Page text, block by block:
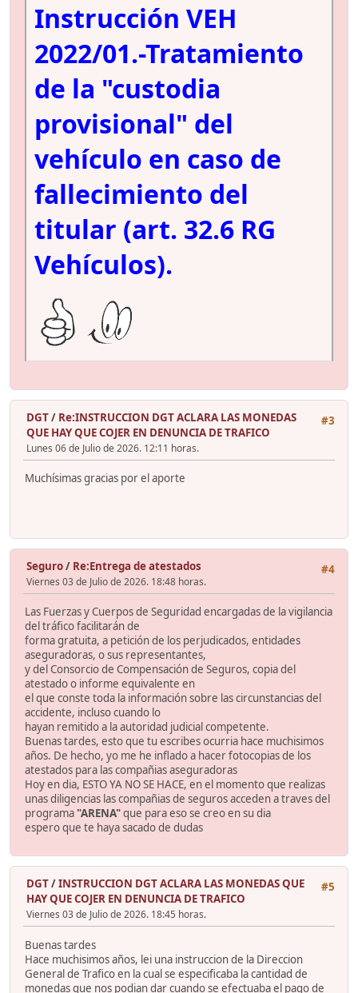
Instrucción VEH
2022/01.-Tratamiento
de la "custodia
provisional" del
vehículo en caso de
fallecimiento del
titular (art. 32.6 RG
Vehículos).
#3
DGT/ Re:INSTRUCCION DGT ACLARA LAS MONEDAS
QUE HAY QUE COJER EN DENUNCIA DE TRAFICO
Lunes 06 de Julio de 2026. 12:11 horas.
Muchísimas gracias por el aporte
#4
Seguro/ Re:Entrega de atestados
Viernes 03 de Julio de 2026. 18:48 horas.
Las Fuerzas y Cuerpos de Seguridad encargadas de la vigilancia
del tráfico facilitarán de
forma gratuita, a petición de los perjudicados, entidades
aseguradoras, o sus representantes,
y del Consorcio de Compensación de Seguros, copia del
atestado o informe equivalente en
el que conste toda la información sobre las circunstancias del
accidente, incluso cuando lo
hayan remitido a la autoridad judicial competente.
Buenas tardes, esto que tu escribes ocurria hace muchisimos
años. De hecho, yo me he inflado a hacer fotocopias de los
atestados para las compañias aseguradoras
Hoy en dia, ESTO YA NO SE HACE, en el momento que realizas
unas diligencias las compañias de seguros acceden a traves del
programa "ARENA"que para eso se creo en su dia
espero que te haya sacado de dudas
#5
DGT/INSTRUCCION DGT ACLARA LAS MONEDAS QUE
HAY QUE COJER EN DENUNCIA DE TRAFICO
Viernes 03 de Julio de 2026. 18:45 horas.
Buenas tardes
Hace muchisimos años, lei una instruccion de la Direccion
General de Trafico en la cual se especificaba la cantidad de
monedas que nos podian dar cuando se efectuaba el pago de